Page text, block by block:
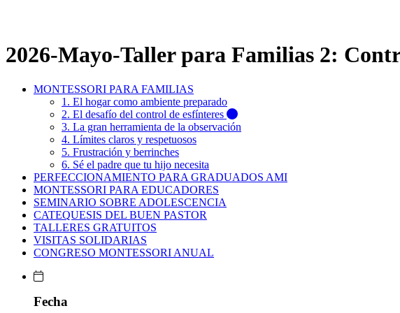
2026-Mayo-Taller para Familias 2:
MONTESSORI PARA FAMILIAS
1. El hogar como ambiente preparado
2. El desafío del control de esfínteres
3. La gran herramienta de la observación
4. Límites claros y respetuosos
5. Frustración y berrinches
6. Sé el padre que tu hijo necesita
PERFECCIONAMIENTO PARA GRADUADOS AMI
MONTESSORI PARA EDUCADORES
SEMINARIO SOBRE ADOLESCENCIA
CATEQUESIS DEL BUEN PASTOR
TALLERES GRATUITOS
VISITAS SOLIDARIAS
CONGRESO MONTESSORI ANUAL
Fecha